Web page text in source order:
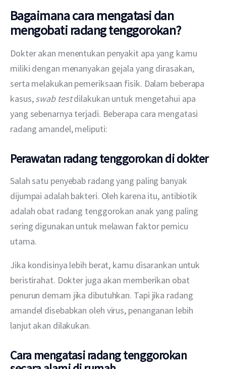
Bagaimana cara mengatasi dan
mengobati radang tenggorokan?
Dokter akan menentukan penyakit apa yang kamu
miliki dengan menanyakan gejala yang dirasakan,
serta melakukan pemeriksaan fisik. Dalam beberapa
kasus, swab test dilakukan untuk mengetahui apa
yang sebenarnya terjadi. Beberapa cara mengatasi
radang amandel, meliputi:
Perawatan radang tenggorokan di dokter
Salah satu penyebab radang yang paling banyak
dijumpai adalah bakteri. Oleh karena itu, antibiotik
adalah obat radang tenggorokan anak yang paling
sering digunakan untuk melawan faktor pemicu
utama.
Jika kondisinya lebih berat, kamu disarankan untuk
beristirahat. Dokter juga akan memberikan obat
penurun demam jika dibutuhkan. Tapi jika radang
amandel disebabkan oleh virus, penanganan lebih
lanjut akan dilakukan.
Cara mengatasi radang tenggorokan